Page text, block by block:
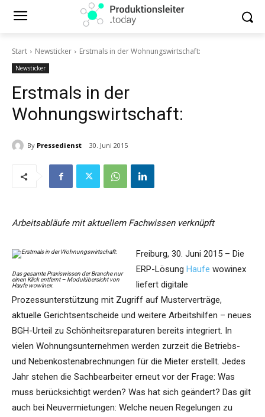
Start Newsticker Erstmals in der Wohnungswirtschaft:
Newsticker
Erstmals in der
Wohnungswirtschaft:
By Pressedienst 30. Juni 2015
Arbeitsabläufe mit aktuellem Fachwissen verknüpft
Das gesamte Praxiswissen der Branche nur
einen Klick entfernt – Modulübersicht von
Haufe wowinex.
Freiburg, 30. Juni 2015 – Die
ERP-Lösung Haufe wowinex
liefert digitale
Prozessunterstützung mit Zugriff auf Musterverträge,
aktuelle Gerichtsentscheide und weitere Arbeitshilfen – neues
BGH-Urteil zu Schönheitsreparaturen bereits integriert. In
vielen Wohnungsunternehmen werden zurzeit die Betriebs-
und Nebenkostenabrechnungen für die Mieter erstellt. Jedes
Jahr stehen die Sachbearbeiter erneut vor der Frage: Was
muss berücksichtigt werden? Was hat sich geändert? Das gilt
auch bei Neuvermietungen: Welche neuen Regelungen zu